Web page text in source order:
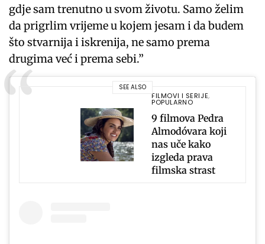
gdje sam trenutno u svom životu. Samo želim
da prigrlim vrijeme u kojem jesam i da budem
što stvarnija i iskrenija, ne samo prema
drugima već i prema sebi.”
SEE ALSO
FILMOVI I SERIJE,
POPULARNO
9 filmova Pedra
Almodóvara koji
nas uče kako
izgleda prava
filmska strast